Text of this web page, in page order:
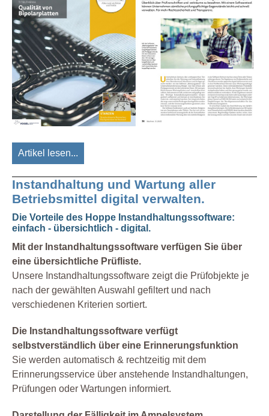
Artikel lesen...
Instandhaltung und Wartung aller
Betriebsmittel digital verwalten.
Die Vorteile des Hoppe Instandhaltungssoftware:
einfach - übersichtlich - digital.
Mit der Instandhaltungssoftware verfügen Sie über
eine übersichtliche Prüfliste.
Unsere Instandhaltungssoftware zeigt die Prüfobjekte je
nach der gewählten Auswahl gefiltert und nach
verschiedenen Kriterien sortiert.
Die Instandhaltungssoftware verfügt
selbstverständlich über eine Erinnerungsfunktion
Sie werden automatisch & rechtzeitig mit dem
Erinnerungsservice über anstehende Instandhaltungen,
Prüfungen oder Wartungen informiert.